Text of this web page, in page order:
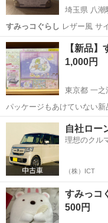
埼玉県 八潮
すみっコぐらし レザー風 サ
埼玉 八潮市 八潮駅
【新品
1,000円
東京都 一之
パッケージもあけていない新
お値段でしたので、それよ
で、お値段交渉はごめんなさい🙇‍♀️ 取りに来て頂ける方を
ただきます！
東京 江戸川区
自社ロー
理想のクル
（株）ICT
すみっコ
500円